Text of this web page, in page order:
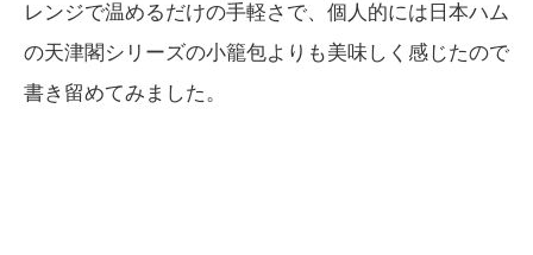
レンジで温めるだけの手軽さで、個人的には日本ハム
の天津閣シリーズの小籠包よりも美味しく感じたので
書き留めてみました。